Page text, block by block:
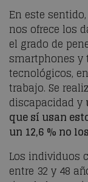
En este
nos ofrece los
el grado de
smartphones y
tecnológicos,
trabajo. Se
discapacidad y
que sí usan
un 12,6 % no
Los individuos
entre 32 y 48